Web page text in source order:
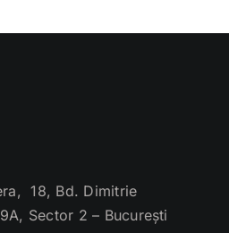
18, Bd. Dimitrie
Sector 2 – București